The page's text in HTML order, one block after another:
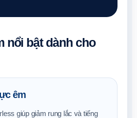
nổi bật dành cho
êm
giúp giảm rung lắc và tiếng